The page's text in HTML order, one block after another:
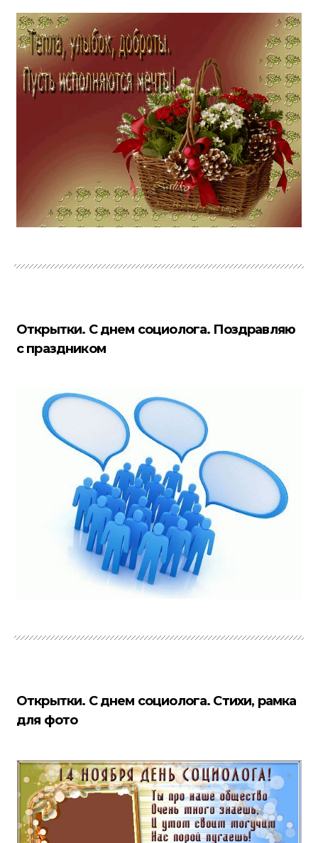
Открытки. С днем социолога. Поздравляю
с праздником
Открытки. С днем социолога. Стихи, рамка
для фото